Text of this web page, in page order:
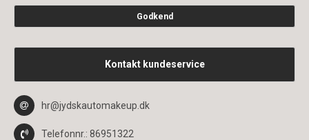
Godkend
Kontakt kundeservice
hr@jydskautomakeup.dk
Telefonnr.: 86951322